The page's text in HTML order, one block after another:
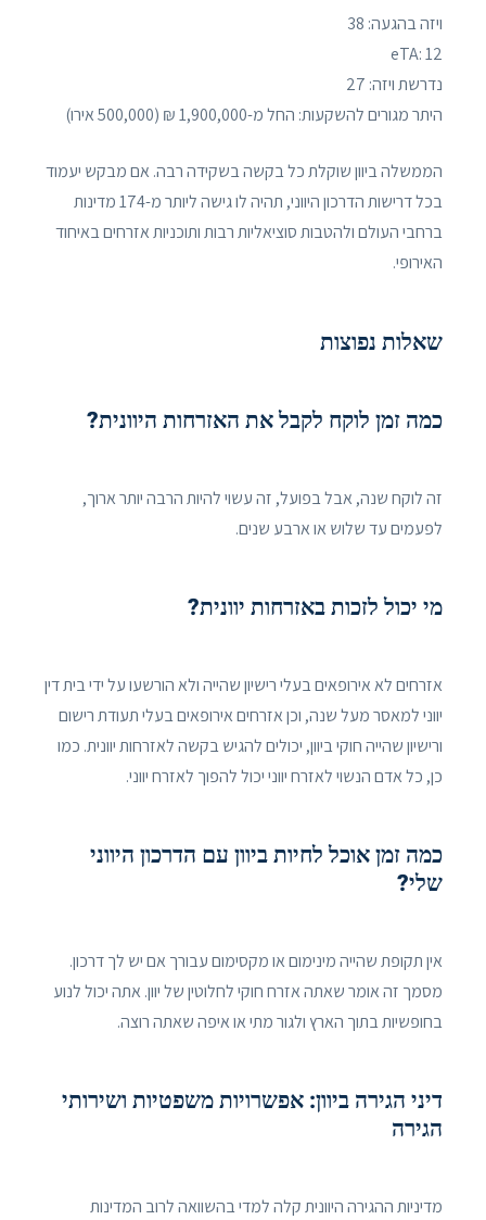
ויזה בהגעה: 38
eTA: 12
נדרשת ויזה: 27
היתר מגורים להשקעות: החל מ-1,900,000 ₪ (500,000 אירו)
הממשלה ביוון שוקלת כל בקשה בשקידה רבה. אם מבקש יעמוד
בכל דרישות הדרכון היווני, תהיה לו גישה ליותר מ-174 מדינות
ברחבי העולם ולהטבות סוציאליות רבות ותוכניות אזרחים באיחוד
האירופי.
שאלות נפוצות
כמה זמן לוקח לקבל את האזרחות היוונית?
זה לוקח שנה, אבל בפועל, זה עשוי להיות הרבה יותר ארוך,
לפעמים עד שלוש או ארבע שנים.
מי יכול לזכות באזרחות יוונית?
אזרחים לא אירופאים בעלי רישיון שהייה ולא הורשעו על ידי בית דין
יווני למאסר מעל שנה, וכן אזרחים אירופאים בעלי תעודת רישום
ורישיון שהייה חוקי ביוון, יכולים להגיש בקשה לאזרחות יוונית. כמו
כן, כל אדם הנשוי לאזרח יווני יכול להפוך לאזרח יווני.
כמה זמן אוכל לחיות ביוון עם הדרכון היווני
שלי?
אין תקופת שהייה מינימום או מקסימום עבורך אם יש לך דרכון.
מסמך זה אומר שאתה אזרח חוקי לחלוטין של יוון. אתה יכול לנוע
בחופשיות בתוך הארץ ולגור מתי או איפה שאתה רוצה.
דיני הגירה ביוון: אפשרויות משפטיות ושירותי
הגירה
מדיניות ההגירה היוונית קלה למדי בהשוואה לרוב המדינות